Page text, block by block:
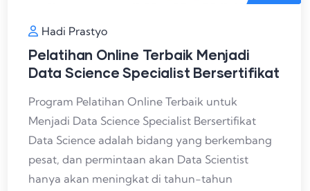
Hadi Prastyo
Pelatihan Online Terbaik Menjadi
Data Science Specialist Bersertifikat
Program Pelatihan Online Terbaik untuk
Menjadi Data Science Specialist Bersertifikat
Data Science adalah bidang yang berkembang
pesat, dan permintaan akan Data Scientist
hanya akan meningkat di tahun-tahun